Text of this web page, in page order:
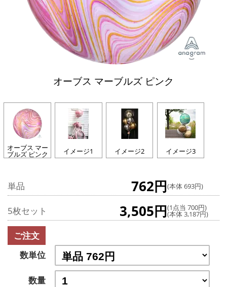
オーブス マーブルズ ピンク
オーブス マー
ブルズ ピンク イメージ1 イメージ2 イメージ3
単品 762円(本体 693円)
5枚セット 3,505円(1点当 700円)
(本体 3,187円)
ご注文
数単位
数量